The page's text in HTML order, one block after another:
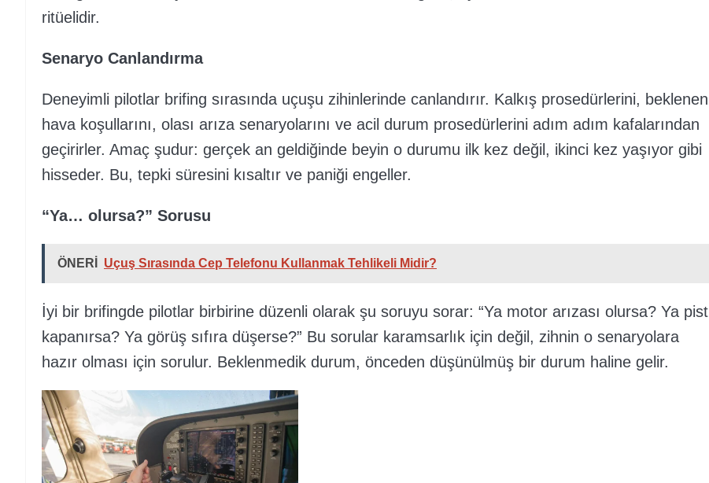
ritüelidir.
Senaryo Canlandırma
Deneyimli pilotlar brifing sırasında uçuşu zihinlerinde canlandırır. Kalkış prosedürlerini, beklenen
hava koşullarını, olası arıza senaryolarını ve acil durum prosedürlerini adım adım kafalarından
geçirirler. Amaç şudur: gerçek an geldiğinde beyin o durumu ilk kez değil, ikinci kez yaşıyor gibi
hisseder. Bu, tepki süresini kısaltır ve paniği engeller.
“Ya… olursa?” Sorusu
ÖNERİ Uçuş Sırasında Cep Telefonu Kullanmak Tehlikeli Midir?
İyi bir brifingde pilotlar birbirine düzenli olarak şu soruyu sorar: “Ya motor arızası olursa? Ya pist
kapanırsa? Ya görüş sıfıra düşerse?” Bu sorular karamsarlık için değil, zihnin o senaryolara
hazır olması için sorulur. Beklenmedik durum, önceden düşünülmüş bir durum haline gelir.